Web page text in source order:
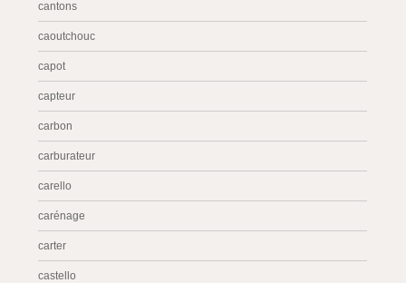
cantons
caoutchouc
capot
capteur
carbon
carburateur
carello
carénage
carter
castello